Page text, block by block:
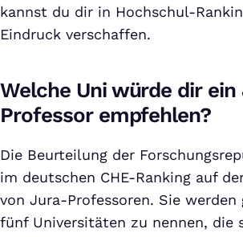
kannst du dir in Hochschul-
Eindruck verschaffen.
Welche Uni würde dir
Professor empfehlen?
Die Beurteilung der
im deutschen CHE-Ranking auf
von Jura-Professoren. Sie werden
fünf Universitäten zu nennen, die